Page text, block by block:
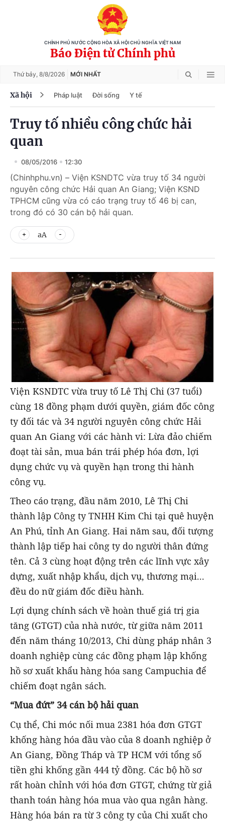
CHÍNH PHỦ NƯỚC CỘNG HÒA XÃ HỘI CHỦ NGHĨA VIỆT NAM
Báo Điện tử Chính phủ
Thứ bảy, 8/8/2026 MỚI NHẤT
Xã hội Pháp luật Đời sống Y tế
Truy tố nhiều công chức hải
quan
08/05/2016 12:30
(Chinhphu.vn) – Viện KSNDTC vừa truy tố 34 người
nguyên công chức Hải quan An Giang; Viện KSND
TPHCM cũng vừa có cáo trạng truy tố 46 bị can,
trong đó có 30 cán bộ hải quan.
aA
Viện KSNDTC vừa truy tố Lê Thị Chi (37 tuổi)
cùng 18 đồng phạm dưới quyền, giám đốc công
ty đối tác và 34 người nguyên công chức Hải
quan An Giang với các hành vi: Lừa đảo chiếm
đoạt tài sản, mua bán trái phép hóa đơn, lợi
dụng chức vụ và quyền hạn trong thi hành
công vụ.
Theo cáo trạng, đầu năm 2010, Lê Thị Chi
thành lập Công ty TNHH Kim Chi tại quê huyện
An Phú, tỉnh An Giang. Hai năm sau, đối tượng
thành lập tiếp hai công ty do người thân đứng
tên. Cả 3 cùng hoạt động trên các lĩnh vực xây
dựng, xuất nhập khẩu, dịch vụ, thương mại...
đều do nữ giám đốc điều hành.
Lợi dụng chính sách về hoàn thuế giá trị gia
tăng (GTGT) của nhà nước, từ giữa năm 2011
đến năm tháng 10/2013, Chi dùng pháp nhân 3
doanh nghiệp cùng các đồng phạm lập khống
hồ sơ xuất khẩu hàng hóa sang Campuchia để
chiếm đoạt ngân sách.
“Mua đứt” 34 cán bộ hải quan
Cụ thể, Chi móc nối mua 2381 hóa đơn GTGT
khống hàng hóa đầu vào của 8 doanh nghiệp ở
An Giang, Đồng Tháp và TP HCM với tổng số
tiền ghi khống gần 444 tỷ đồng. Các bộ hồ sơ
rất hoàn chỉnh với hóa đơn GTGT, chứng từ giả
thanh toán hàng hóa mua vào qua ngân hàng.
Hàng hóa bán ra từ 3 công ty của Chi xuất cho